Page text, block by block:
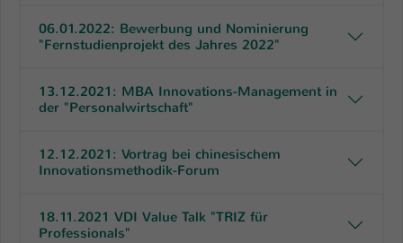
06.01.2022: Bewerbung und Nominierung
"Fernstudienprojekt des Jahres 2022"
13.12.2021: MBA Innovations-Management in
der "Personalwirtschaft"
12.12.2021: Vortrag bei chinesischem
Innovationsmethodik-Forum
18.11.2021 VDI Value Talk "TRIZ für
Professionals"